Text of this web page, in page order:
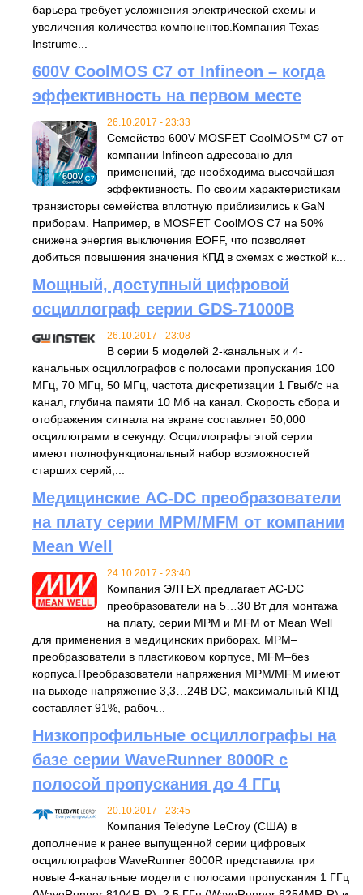
барьера требует усложнения электрической схемы и
увеличения количества компонентов.Компания Texas
Instrume...
600V CoolMOS C7 от Infineon – когда
эффективность на первом месте
26.10.2017 - 23:33
Семейство 600V MOSFET CoolMOS™ C7 от
компании Infineon адресовано для
применений, где необходима высочайшая
эффективность. По своим характеристикам
транзисторы семейства вплотную приблизились к GaN
приборам. Например, в MOSFET CoolMOS C7 на 50%
снижена энергия выключения EOFF, что позволяет
добиться повышения значения КПД в схемах с жесткой к...
Мощный, доступный цифровой
осциллограф серии GDS-71000B
26.10.2017 - 23:08
В серии 5 моделей 2-канальных и 4-
канальных осциллографов с полосами пропускания 100
МГц, 70 МГц, 50 МГц, частота дискретизации 1 Гвыб/с на
канал, глубина памяти 10 Мб на канал. Скорость сбора и
отображения сигнала на экране составляет 50,000
осциллограмм в секунду. Осциллографы этой серии
имеют полнофункциональный набор возможностей
старших серий,...
Медицинские AC-DC преобразователи
на плату серии MPM/MFM от компании
Mean Well
24.10.2017 - 23:40
Компания ЭЛТЕХ предлагает AC-DC
преобразователи на 5…30 Вт для монтажа
на плату, серии MPM и MFM от Mean Well
для применения в медицинских приборах. MPM–
преобразователи в пластиковом корпусе, MFM–без
корпуса.Преобразователи напряжения MPM/MFM имеют
на выходе напряжение 3,3…24В DC, максимальный КПД
составляет 91%, рабоч...
Низкопрофильные осциллографы на
базе серии WaveRunner 8000R с
полосой пропускания до 4 ГГц
20.10.2017 - 23:45
Компания Teledyne LeCroy (США) в
дополнение к ранее выпущенной серии цифровых
осциллографов WaveRunner 8000R представила три
новые 4-канальные модели с полосами пропускания 1 ГГц